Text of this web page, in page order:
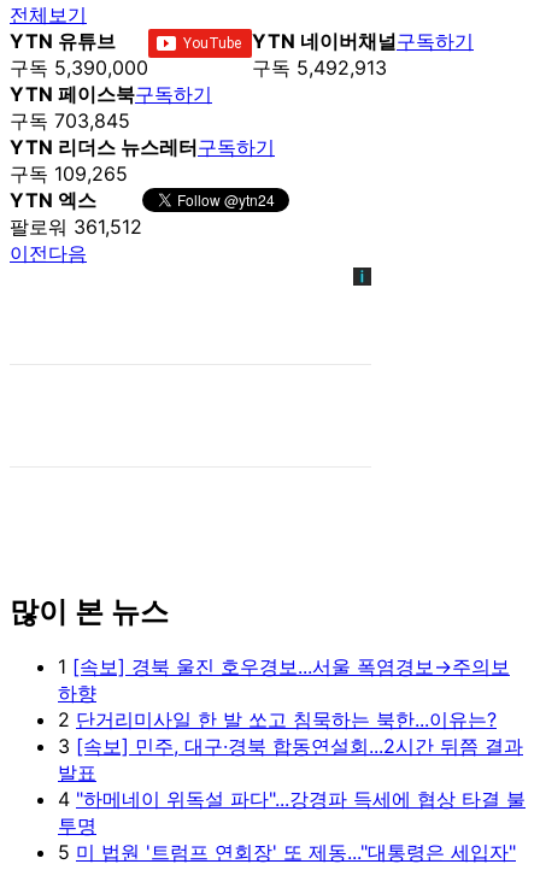
전체보기
YTN 유튜브
구독 5,390,000
YTN 네이버채널
구독 5,492,913
구독하기
YTN 페이스북
구독 703,845
구독하기
YTN 리더스 뉴스레터
구독 109,265
구독하기
YTN 엑스
팔로워 361,512
이전다음
많이 본 뉴스
1 [속보] 경북 울진 호우경보...서울 폭염경보→주의보
하향
2 단거리미사일 한 발 쏘고 침묵하는 북한...이유는?
3 [속보] 민주, 대구·경북 합동연설회...2시간 뒤쯤 결과
발표
4 "하메네이 위독설 파다"...강경파 득세에 협상 타결 불
투명
5 미 법원 '트럼프 연회장' 또 제동..."대통령은 세입자"